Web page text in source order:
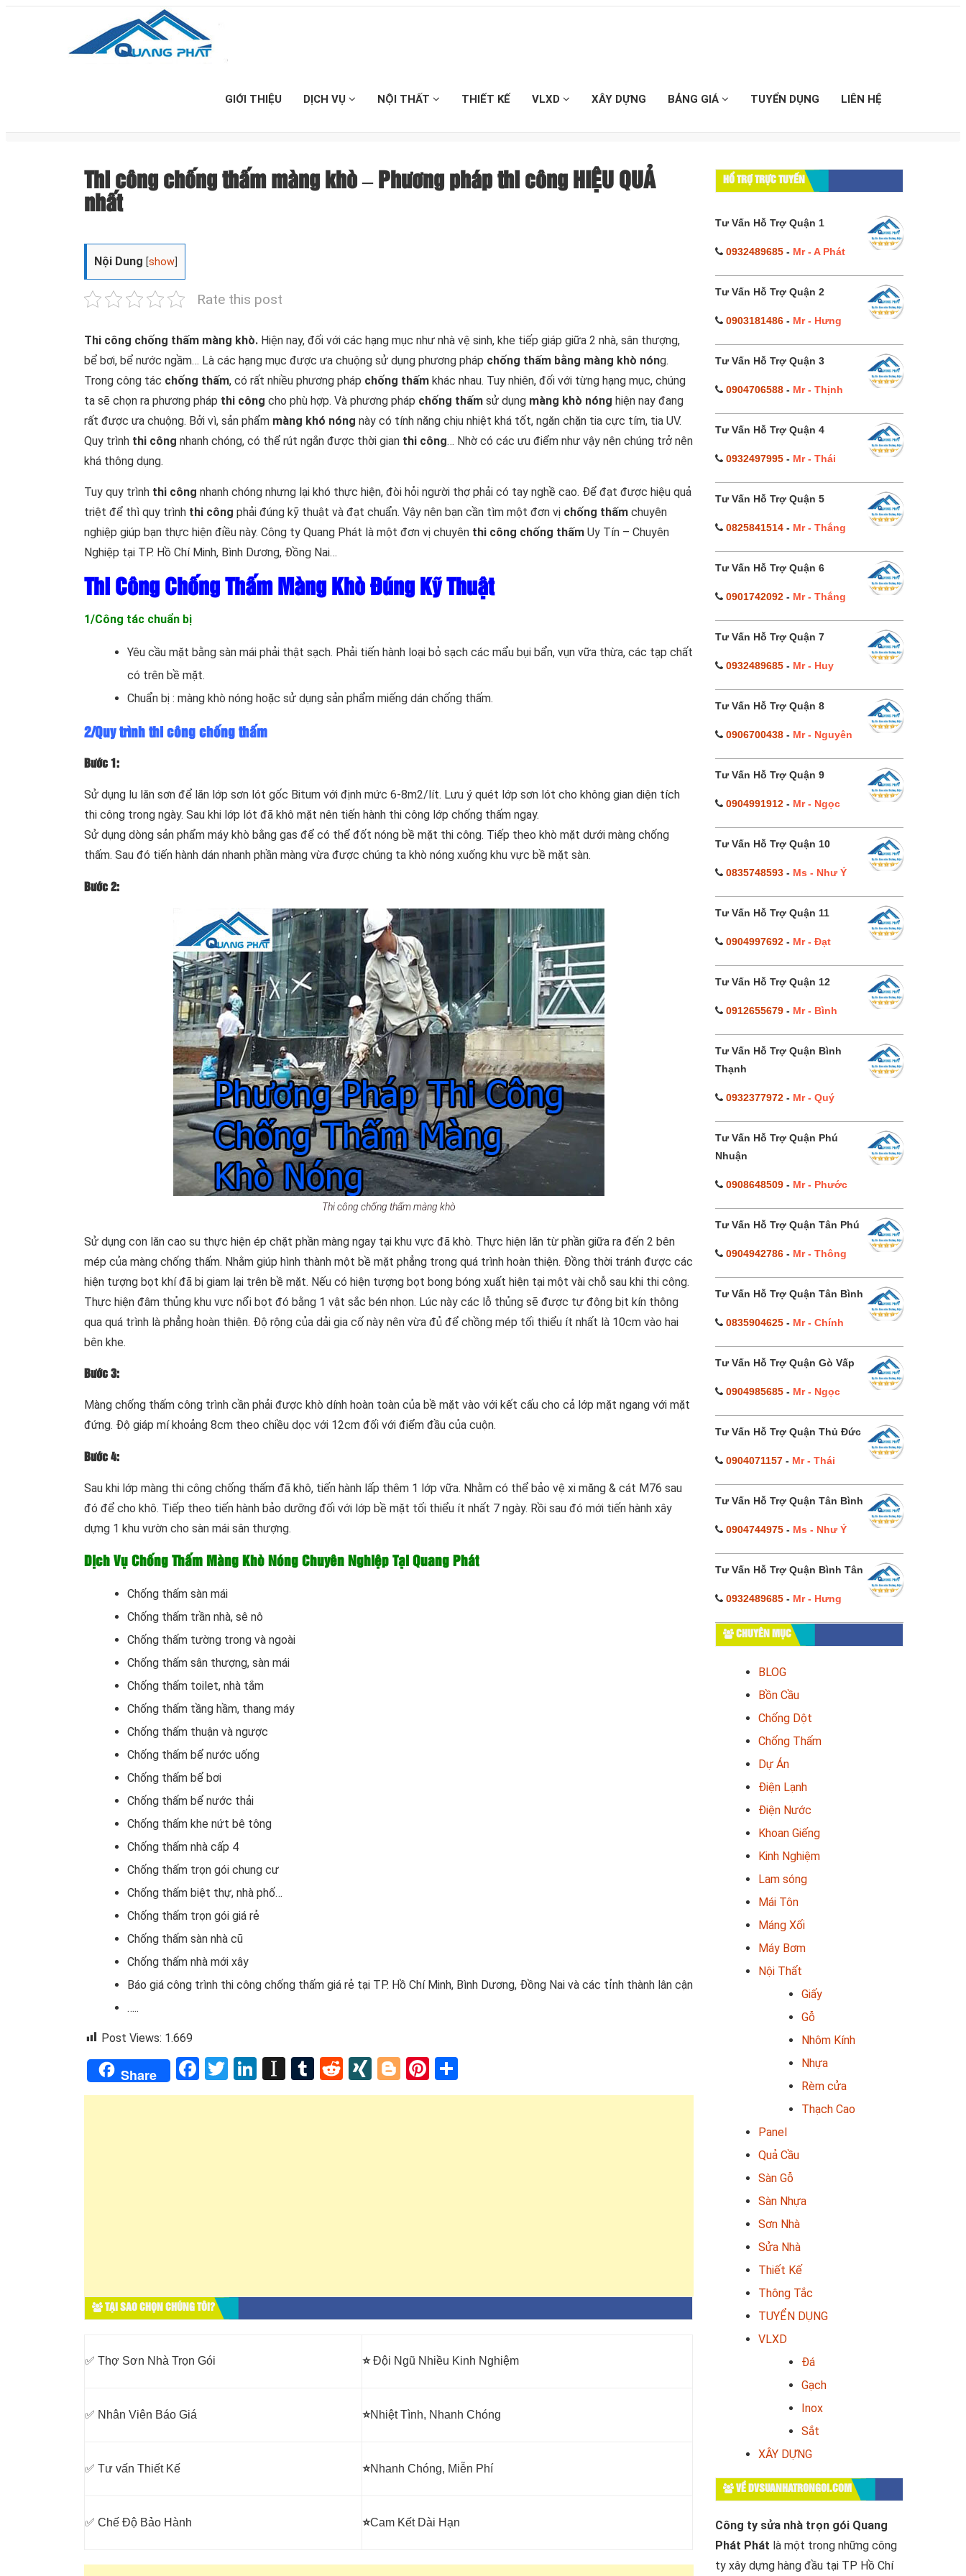
GIỚI THIỆU DỊCH VỤ NỘI THẤT THIẾT KẾ VLXD XÂY DỰNG BẢNG GIÁ TUYỂN DỤNG LIÊN HỆ
Thi công chống thấm màng khò – Phương pháp thi công HIỆU QUẢ
nhất
Nội Dung [show
Rate this post
Thi công chống thấm màng khò. Hiện nay, đối với các hạng mục như nhà vệ sinh, khe tiếp giáp giữa 2 nhà, sân thượng,
bể bơi, bể nước ngầm… Là các hạng mục được ưa chuộng sử dụng phương pháp chống thấm bằng màng khò nóng.
Trong công tác chống thấm, có rất nhiều phương pháp chống thấm khác nhau. Tuy nhiên, đối với từng hạng mục, chúng
ta sẽ chọn ra phương pháp thi công cho phù hợp. Và phương pháp chống thấm sử dụng màng khò nóng hiện nay đang
rất được ưa chuộng. Bởi vì, sản phẩm màng khó nóng này có tính năng chịu nhiệt khá tốt, ngăn chặn tia cực tím, tia UV.
Quy trình thi công nhanh chóng, có thể rút ngắn được thời gian thi công… Nhờ có các ưu điểm như vậy nên chúng trở nên
khá thông dụng.
Tuy quy trình thi công nhanh chóng nhưng lại khó thực hiện, đòi hỏi người thợ phải có tay nghề cao. Để đạt được hiệu quả
triệt để thì quy trình thi công phải đúng kỹ thuật và đạt chuẩn. Vậy nên bạn cần tìm một đơn vị chống thấm chuyên
nghiệp giúp bạn thực hiện điều này. Công ty Quang Phát là một đơn vị chuyên thi công chống thấm Uy Tín – Chuyên
Nghiệp tại TP. Hồ Chí Minh, Bình Dương, Đồng Nai…
Thi Công Chống Thấm Màng Khò Đúng Kỹ Thuật
1/Công tác chuẩn bị
Yêu cầu mặt bằng sàn mái phải thật sạch. Phải tiến hành loại bỏ sạch các mẩu bụi bẩn, vụn vữa thừa, các tạp chất
có trên bề mặt.
Chuẩn bị : màng khò nóng hoặc sử dụng sản phẩm miếng dán chống thấm.
2/Quy trình thi công chống thấm
Bước 1:
Sử dụng lu lăn sơn để lăn lớp sơn lót gốc Bitum với định mức 6-8m2/lít. Lưu ý quét lớp sơn lót cho không gian diện tích
thi công trong ngày. Sau khi lớp lót đã khô mặt nên tiến hành thi công lớp chống thấm ngay.
Sử dụng dòng sản phẩm máy khò bằng gas để có thể đốt nóng bề mặt thi công. Tiếp theo khò mặt dưới màng chống
thấm. Sau đó tiến hành dán nhanh phần màng vừa được chúng ta khò nóng xuống khu vực bề mặt sàn.
Bước 2:
Thi công chống thấm màng khò
Sử dụng con lăn cao su thực hiện ép chặt phần màng ngay tại khu vực đã khò. Thực hiện lăn từ phần giữa ra đến 2 bên
mép của màng chống thấm. Nhằm giúp hình thành một bề mặt phẳng trong quá trình hoàn thiện. Đồng thời tránh được các
hiện tượng bọt khí đã bị giam lại trên bề mặt. Nếu có hiện tượng bọt bong bóng xuất hiện tại một vài chỗ sau khi thi công.
Thực hiện đâm thủng khu vực nổi bọt đó bằng 1 vật sắc bén nhọn. Lúc này các lỗ thủng sẽ được tự động bịt kín thông
qua quá trình là phẳng hoàn thiện. Độ rộng của dải gia cố này nên vừa đủ để chồng mép tối thiểu ít nhất là 10cm vào hai
bên khe.
Bước 3:
Màng chống thấm công trình cần phải được khò dính hoàn toàn của bề mặt vào với kết cấu cho cả lớp mặt ngang với mặt
đứng. Độ giáp mí khoảng 8cm theo chiều dọc với 12cm đối với điểm đầu của cuộn.
Bước 4:
Sau khi lớp màng thi công chống thấm đã khô, tiến hành lấp thêm 1 lớp vữa. Nhằm có thể bảo vệ xi măng & cát M76 sau
đó để cho khô. Tiếp theo tiến hành bảo dưỡng đối với lớp bề mặt tối thiểu ít nhất 7 ngày. Rồi sau đó mới tiến hành xây
dựng 1 khu vườn cho sàn mái sân thượng.
Dịch Vụ Chống Thấm Màng Khò Nóng Chuyên Nghiệp Tại Quang Phát
Chống thấm sàn mái
Chống thấm trần nhà, sê nô
Chống thấm tường trong và ngoài
Chống thấm sân thượng, sàn mái
Chống thấm toilet, nhà tắm
Chống thấm tầng hầm, thang máy
Chống thấm thuận và ngược
Chống thấm bể nước uống
Chống thấm bể bơi
Chống thấm bể nước thải
Chống thấm khe nứt bê tông
Chống thấm nhà cấp 4
Chống thấm trọn gói chung cư
Chống thấm biệt thự, nhà phố…
Chống thấm trọn gói giá rẻ
Chống thấm sàn nhà cũ
Chống thấm nhà mới xây
Báo giá công trình thi công chống thấm giá rẻ tại TP. Hồ Chí Minh, Bình Dương, Đồng Nai và các tỉnh thành lân cận
…..
Post Views: 1.669
Share Facebook
TwitterLinkedIn
Instapaper
Tumblr
RedditXINGBloggerPinterest
TẠI SAO CHỌN CHÚNG TÔI?
✅ Thợ Sơn Nhà Trọn Gói ⭐Đội Ngũ Nhiều Kinh Nghiệm
✅ Nhân Viên Báo Giá ⭐Nhiệt Tình, Nhanh Chóng
✅ Tư vấn Thiết Kế ⭐Nhanh Chóng, Miễn Phí
✅ Chế Độ Bảo Hành ⭐Cam Kết Dài Hạn
HỔ TRỢ TRỰC TUYẾN
Tư Vấn Hỗ Trợ Quận 1
0932489685- Mr - A Phát
Tư Vấn Hỗ Trợ Quận 2
0903181486- Mr - Hưng
Tư Vấn Hỗ Trợ Quận 3
0904706588- Mr - Thịnh
Tư Vấn Hỗ Trợ Quận 4
0932497995- Mr - Thái
Tư Vấn Hỗ Trợ Quận 5
0825841514- Mr - Thắng
Tư Vấn Hỗ Trợ Quận 6
0901742092- Mr - Thắng
Tư Vấn Hỗ Trợ Quận 7
0932489685- Mr - Huy
Tư Vấn Hỗ Trợ Quận 8
0906700438- Mr - Nguyên
Tư Vấn Hỗ Trợ Quận 9
0904991912- Mr - Ngọc
Tư Vấn Hỗ Trợ Quận 10
0835748593- Ms - Như Ý
Tư Vấn Hỗ Trợ Quận 11
0904997692- Mr - Đạt
Tư Vấn Hỗ Trợ Quận 12
0912655679- Mr - Bình
Tư Vấn Hỗ Trợ Quận Bình
Thạnh
0932377972- Mr - Quý
Tư Vấn Hỗ Trợ Quận Phú
Nhuận
0908648509- Mr - Phước
Tư Vấn Hỗ Trợ Quận Tân Phú
0904942786- Mr - Thông
Tư Vấn Hỗ Trợ Quận Tân Bình
0835904625- Mr - Chính
Tư Vấn Hỗ Trợ Quận Gò Vấp
0904985685- Mr - Ngọc
Tư Vấn Hỗ Trợ Quận Thủ Đức
0904071157- Mr - Thái
Tư Vấn Hỗ Trợ Quận Tân Bình
0904744975- Ms - Như Ý
Tư Vấn Hỗ Trợ Quận Bình Tân
0932489685- Mr - Hưng
CHUYÊN MỤC
BLOG
Bồn Cầu
Chống Dột
Chống Thấm
Dự Án
Điện Lạnh
Điện Nước
Khoan Giếng
Kinh Nghiệm
Lam sóng
Mái Tôn
Máng Xối
Máy Bơm
Nội Thất
Giấy
Gỗ
Nhôm Kính
Nhựa
Rèm cửa
Thạch Cao
Panel
Quả Cầu
Sàn Gỗ
Sàn Nhựa
Sơn Nhà
Sửa Nhà
Thiết Kế
Thông Tắc
TUYỂN DỤNG
VLXD
Đá
Gạch
Inox
Sắt
XÂY DỰNG
VỀ DVSUANHATRONGOI.COM
Công ty sửa nhà trọn gói Quang
Phát Phát là một trong những công
ty xây dựng hàng đầu tại TP Hồ Chí